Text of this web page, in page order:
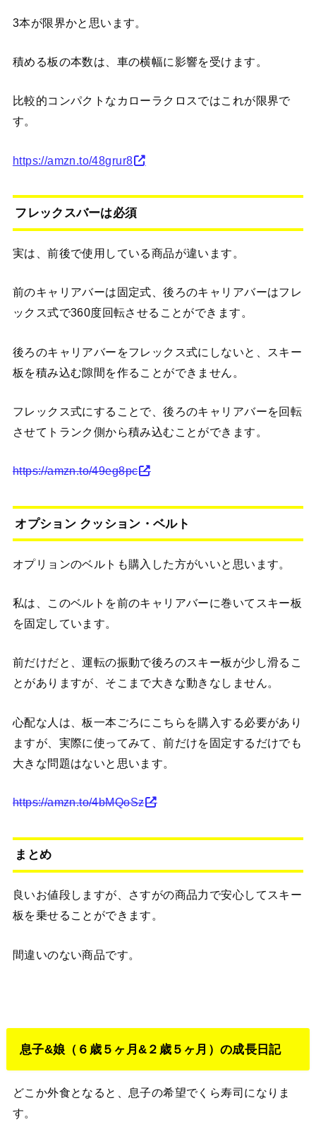
3本が限界かと思います。
積める板の本数は、車の横幅に影響を受けます。
比較的コンパクトなカローラクロスではこれが限界で
す。
https://amzn.to/48grur8
フレックスバーは必須
実は、前後で使用している商品が違います。
前のキャリアバーは固定式、後ろのキャリアバーはフレ
ックス式で360度回転させることができます。
後ろのキャリアバーをフレックス式にしないと、スキー
板を積み込む隙間を作ることができません。
フレックス式にすることで、後ろのキャリアバーを回転
させてトランク側から積み込むことができます。
https://amzn.to/49eg8pc
オプション クッション・ベルト
オプリョンのベルトも購入した方がいいと思います。
私は、このベルトを前のキャリアバーに巻いてスキー板
を固定しています。
前だけだと、運転の振動で後ろのスキー板が少し滑るこ
とがありますが、そこまで大きな動きなしません。
心配な人は、板一本ごろにこちらを購入する必要があり
ますが、実際に使ってみて、前だけを固定するだけでも
大きな問題はないと思います。
https://amzn.to/4bMQoSz
まとめ
良いお値段しますが、さすがの商品力で安心してスキー
板を乗せることができます。
間違いのない商品です。
息子&娘（６歳５ヶ月&２歳５ヶ月）の成長日記
どこか外食となると、息子の希望でくら寿司になりま
す。